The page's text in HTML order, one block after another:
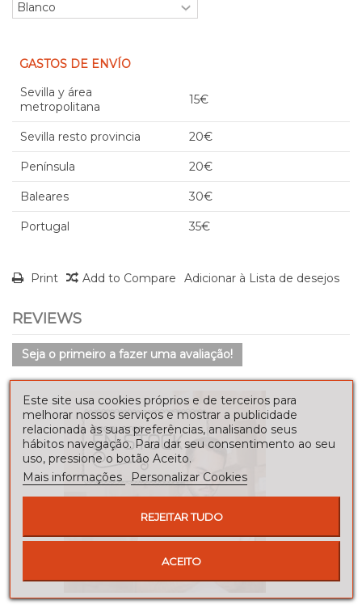
GASTOS DE ENVÍO
Sevilla y área
metropolitana
15€
Sevilla resto provincia 20€
Península 20€
Baleares 30€
Portugal 35€
Print Add to Compare Adicionar à Lista de desejos
REVIEWS
Seja o primeiro a fazer uma avaliação!
Este site usa cookies próprios e de terceiros para
melhorar nossos serviços e mostrar a publicidade
relacionada às suas preferências, analisando seus
hábitos navegação. Para dar seu consentimento ao seu
uso, pressione o botão Aceito.
Mais informações
Personalizar Cookies
REJEITAR TUDO
ACEITO